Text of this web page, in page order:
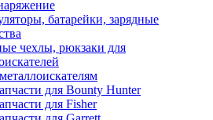
батарейки, зарядные
чехлы, рюкзаки для
для Bounty Hunter
для Fisher